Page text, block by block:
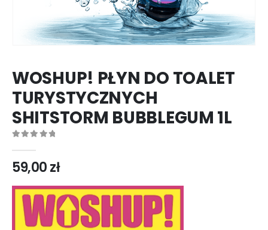
WOSHUP! PŁYN DO TOALET
TURYSTYCZNYCH
SHITSTORM BUBBLEGUM 1L
59,00zł